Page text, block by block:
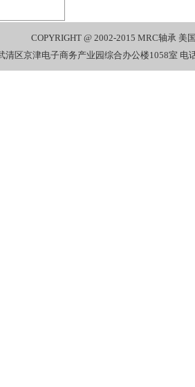
COPYRIGHT @ 2002-2015 MRC轴承 美
清区京津电子商务产业园综合办公楼1058室 电